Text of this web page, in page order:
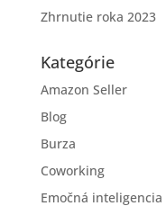
Zhrnutie roka 2023
Kategórie
Amazon Seller
Blog
Burza
Coworking
Emočná inteligencia